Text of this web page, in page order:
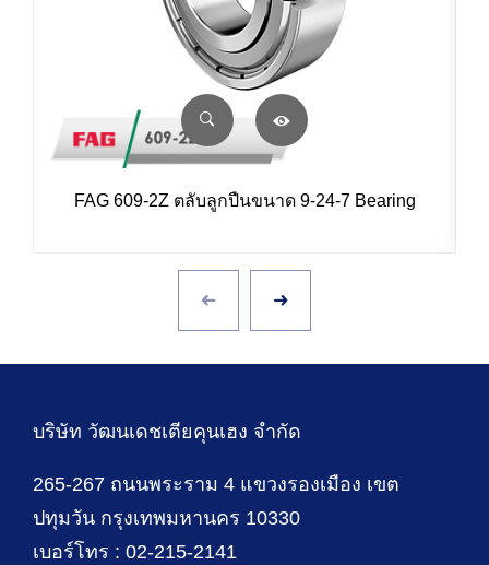
FAG 609-2Z ตลับลูกปืนขนาด 9-24-7 Bearing
บริษัท วัฒนเดชเตียคุนเฮง จำกัด
265-267 ถนนพระราม 4 แขวงรองเมือง เขต
ปทุมวัน กรุงเทพมหานคร 10330
เบอร์โทร : 02-215-2141